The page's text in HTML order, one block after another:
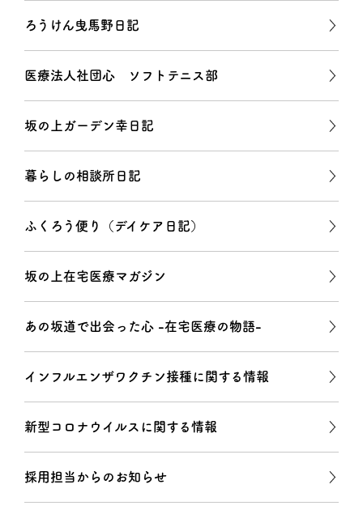
ろうけん曳馬野日記
医療法人社団心 ソフトテニス部
坂の上ガーデン幸日記
暮らしの相談所日記
ふくろう便り（デイケア日記）
坂の上在宅医療マガジン
あの坂道で出会った心 -在宅医療の物語-
インフルエンザワクチン接種に関する情報
新型コロナウイルスに関する情報
採用担当からのお知らせ